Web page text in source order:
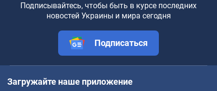
Подписывайтесь, чтобы быть в курсе последних
новостей Украины и мира сегодня
Подписаться
Загружайте наше приложение